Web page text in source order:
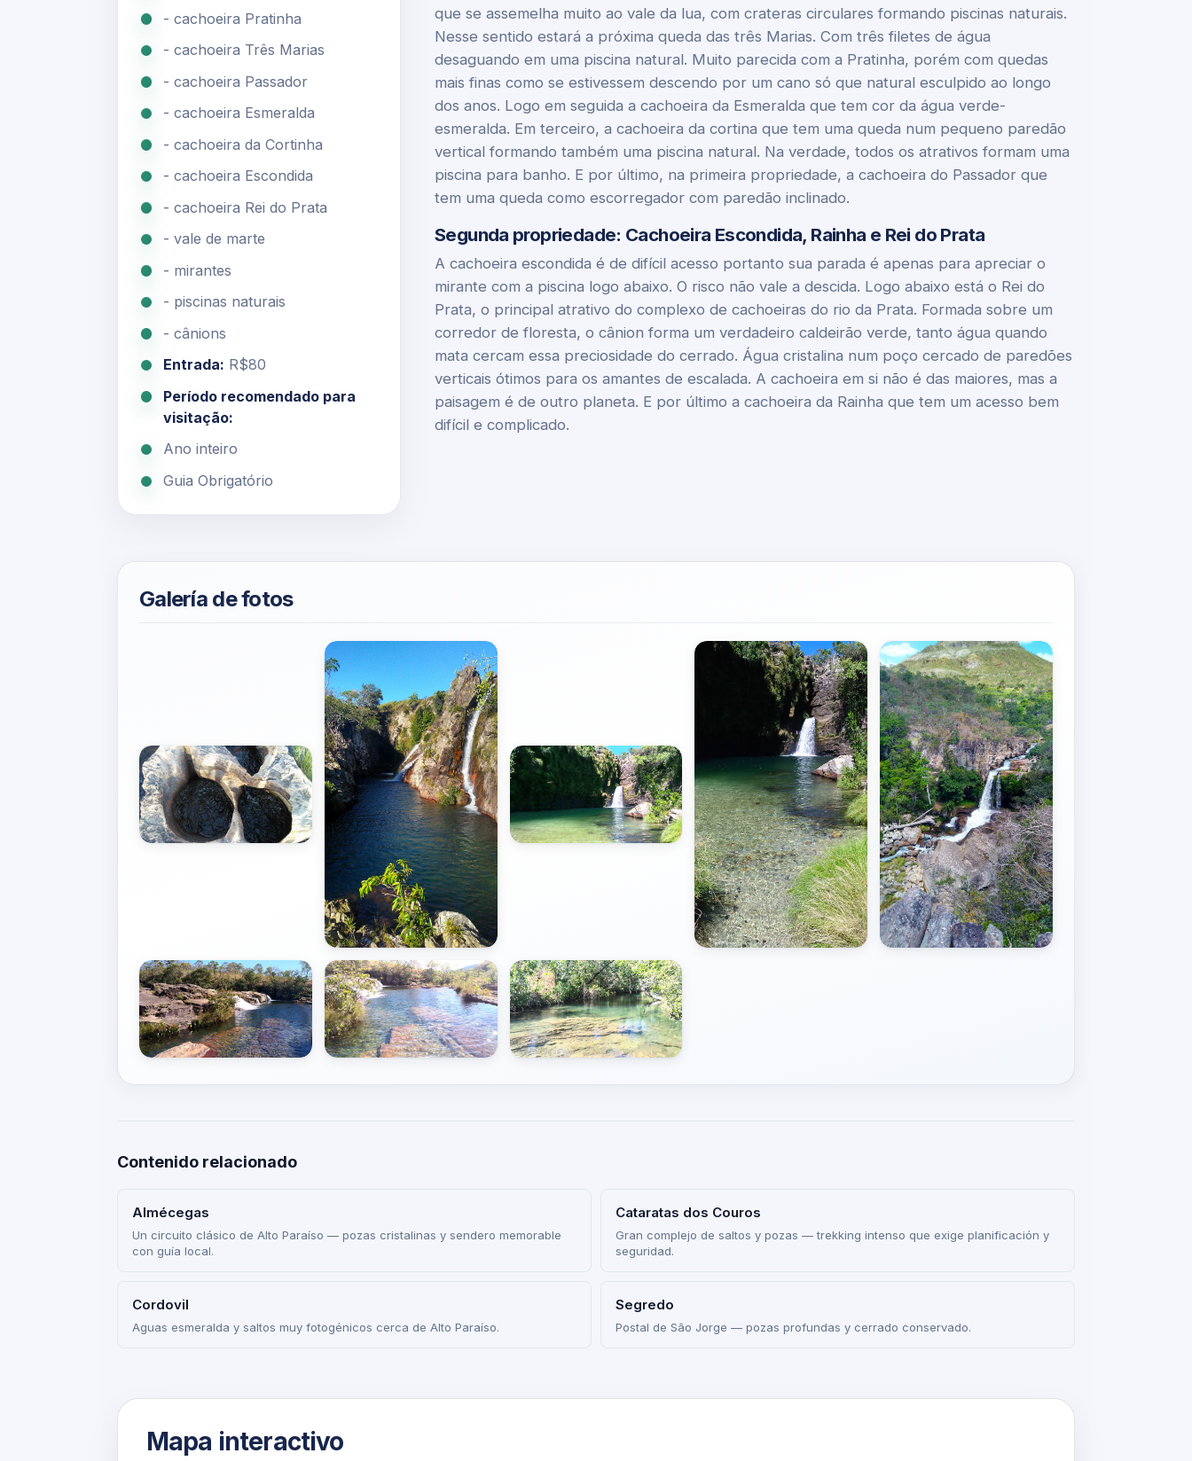
- cachoeira Pratinha
- cachoeira Três Marias
- cachoeira Passador
- cachoeira Esmeralda
- cachoeira da Cortinha
- cachoeira Escondida
- cachoeira Rei do Prata
- vale de marte
- mirantes
- piscinas naturais
- cânions
Entrada: R$80
Período recomendado para
visitação:
Ano inteiro
Guia Obrigatório
que se assemelha muito ao vale da lua, com crateras circulares formando piscinas naturais.
Nesse sentido estará a próxima queda das três Marias. Com três filetes de água
desaguando em uma piscina natural. Muito parecida com a Pratinha, porém com quedas
mais finas como se estivessem descendo por um cano só que natural esculpido ao longo
dos anos. Logo em seguida a cachoeira da Esmeralda que tem cor da água verde-
esmeralda. Em terceiro, a cachoeira da cortina que tem uma queda num pequeno paredão
vertical formando também uma piscina natural. Na verdade, todos os atrativos formam uma
piscina para banho. E por último, na primeira propriedade, a cachoeira do Passador que
tem uma queda como escorregador com paredão inclinado.
Segunda propriedade: Cachoeira Escondida, Rainha e Rei do Prata
A cachoeira escondida é de difícil acesso portanto sua parada é apenas para apreciar o
mirante com a piscina logo abaixo. O risco não vale a descida. Logo abaixo está o Rei do
Prata, o principal atrativo do complexo de cachoeiras do rio da Prata. Formada sobre um
corredor de floresta, o cânion forma um verdadeiro caldeirão verde, tanto água quando
mata cercam essa preciosidade do cerrado. Água cristalina num poço cercado de paredões
verticais ótimos para os amantes de escalada. A cachoeira em si não é das maiores, mas a
paisagem é de outro planeta. E por último a cachoeira da Rainha que tem um acesso bem
difícil e complicado.
Galería de fotos
Contenido relacionado
Almécegas
Un circuito clásico de Alto Paraíso — pozas cristalinas y sendero memorable
con guía local.
Cataratas dos Couros
Gran complejo de saltos y pozas — trekking intenso que exige planificación y
seguridad.
Cordovil
Aguas esmeralda y saltos muy fotogénicos cerca de Alto Paraíso.
Segredo
Postal de São Jorge — pozas profundas y cerrado conservado.
Mapa interactivo